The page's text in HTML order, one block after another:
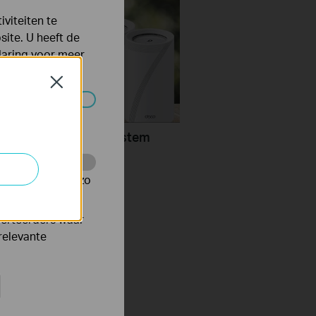
Configure a Deco System
Close
te
U heeft de
voor meer
te volgen en zo
waar